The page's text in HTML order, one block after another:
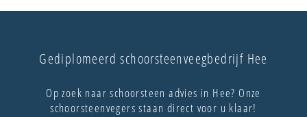
Gediplomeerd schoorsteenveegbedrijf Hee
Op zoek naar schoorsteen advies in Hee? Onze
schoorsteenvegers staan direct voor u klaar!